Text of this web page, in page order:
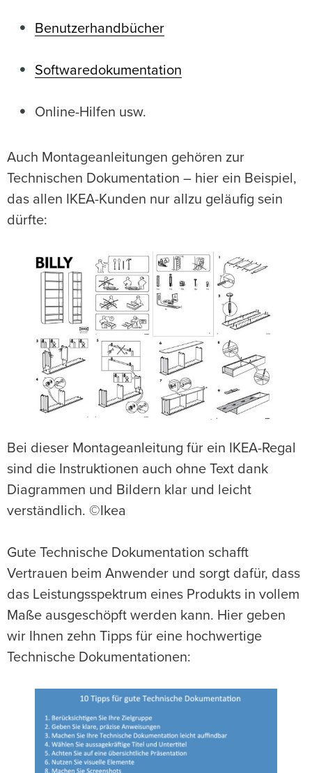
Benutzerhandbücher
Softwaredokumentation
Online-Hilfen usw.
Auch Montageanleitungen gehören zur
Technischen Dokumentation – hier ein Beispiel,
das allen IKEA-Kunden nur allzu geläufig sein
dürfte:
Bei dieser Montageanleitung für ein IKEA-Regal
sind die Instruktionen auch ohne Text dank
Diagrammen und Bildern klar und leicht
verständlich. ©Ikea
Gute Technische Dokumentation schafft
Vertrauen beim Anwender und sorgt dafür, dass
das Leistungsspektrum eines Produkts in vollem
Maße ausgeschöpft werden kann. Hier geben
wir Ihnen zehn Tipps für eine hochwertige
Technische Dokumentationen: